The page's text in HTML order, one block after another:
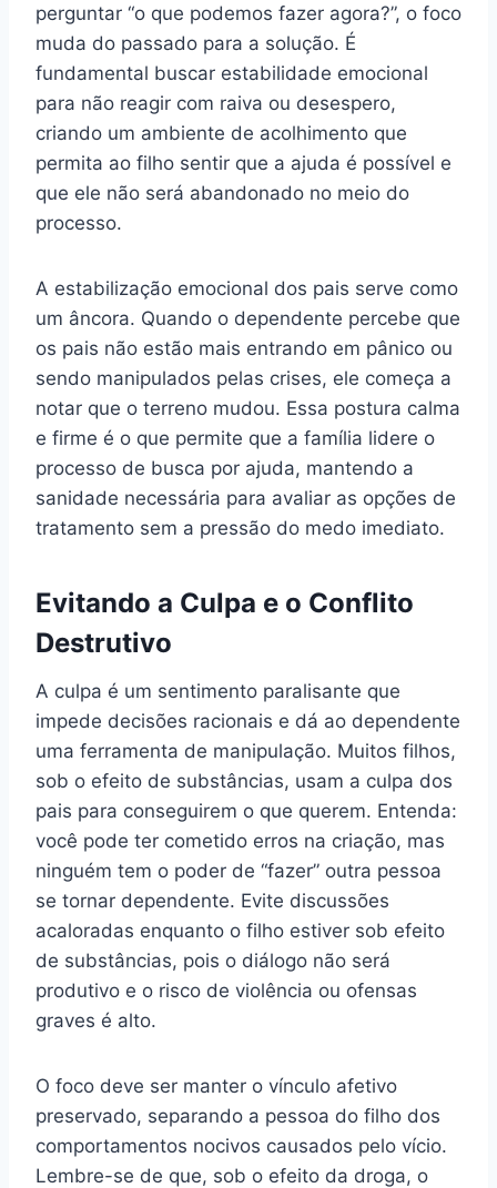
perguntar “o que podemos fazer agora?”, o foco
muda do passado para a solução. É
fundamental buscar estabilidade emocional
para não reagir com raiva ou desespero,
criando um ambiente de acolhimento que
permita ao filho sentir que a ajuda é possível e
que ele não será abandonado no meio do
processo.
A estabilização emocional dos pais serve como
um âncora. Quando o dependente percebe que
os pais não estão mais entrando em pânico ou
sendo manipulados pelas crises, ele começa a
notar que o terreno mudou. Essa postura calma
e firme é o que permite que a família lidere o
processo de busca por ajuda, mantendo a
sanidade necessária para avaliar as opções de
tratamento sem a pressão do medo imediato.
Evitando a Culpa e o Conflito
Destrutivo
A culpa é um sentimento paralisante que
impede decisões racionais e dá ao dependente
uma ferramenta de manipulação. Muitos filhos,
sob o efeito de substâncias, usam a culpa dos
pais para conseguirem o que querem. Entenda:
você pode ter cometido erros na criação, mas
ninguém tem o poder de “fazer” outra pessoa
se tornar dependente. Evite discussões
acaloradas enquanto o filho estiver sob efeito
de substâncias, pois o diálogo não será
produtivo e o risco de violência ou ofensas
graves é alto.
O foco deve ser manter o vínculo afetivo
preservado, separando a pessoa do filho dos
comportamentos nocivos causados pelo vício.
Lembre-se de que, sob o efeito da droga, o